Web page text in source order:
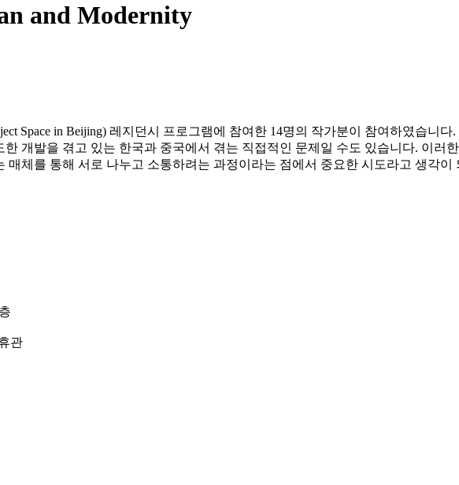
and Modernity
Space in Beijing) 레지던시 프로그램에 참여한 14명의 작가분이 참여하였습니
개발을 겪고 있는 한국과 중국에서 겪는 직접적인 문제일 수도 있습니다. 이러
매체를 통해 서로 나누고 소통하려는 과정이라는 점에서 중요한 시도라고 생각
관